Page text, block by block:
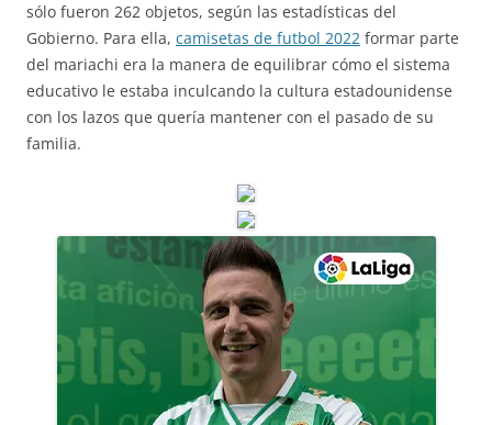
sólo fueron 262 objetos, según las estadísticas del
Gobierno. Para ella, camisetas de futbol 2022 formar parte
del mariachi era la manera de equilibrar cómo el sistema
educativo le estaba inculcando la cultura estadounidense
con los lazos que quería mantener con el pasado de su
familia.